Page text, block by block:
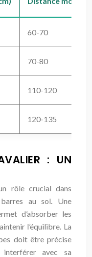
60-70
70-80
110-120
120-135
: UN
rôle crucial dans
au sol. Une
d’absorber les
l’équilibre. La
doit être précise
avec sa